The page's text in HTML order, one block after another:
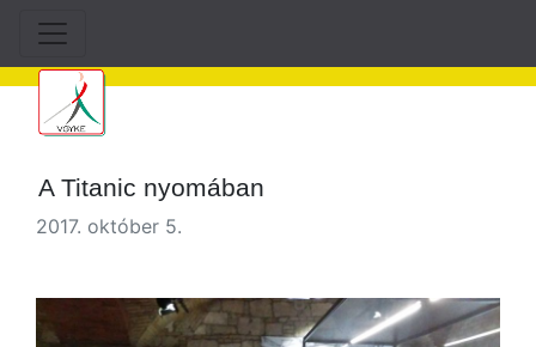
A Titanic nyomában
2017. október 5.